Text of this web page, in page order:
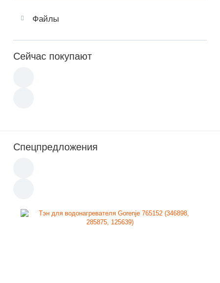
Файлы
Сейчас покупают
Спецпредложения